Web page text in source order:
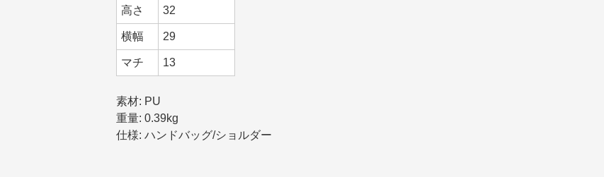
高さ 32
横幅 29
マチ 13
素材: PU
重量: 0.39kg
仕様: ハンドバッグ/ショルダー